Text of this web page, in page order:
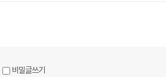
비밀글쓰기